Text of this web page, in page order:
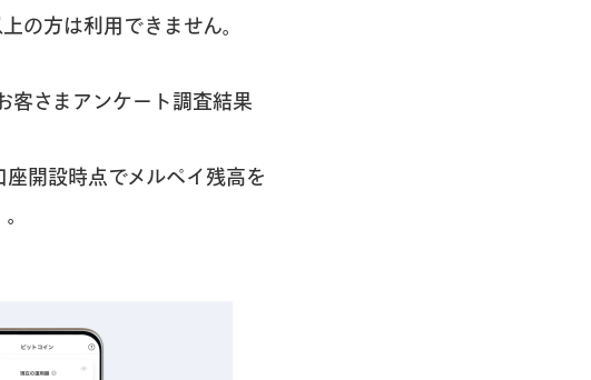
の方は利用できません。
客さまアンケート調査結果
開設時点でメルペイ残高を